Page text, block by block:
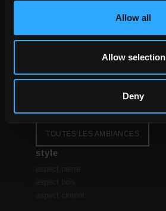
Allow all
Allow selection
Deny
salle à manger
chambre à coucher
TOUTES LES AMBIANCES
style